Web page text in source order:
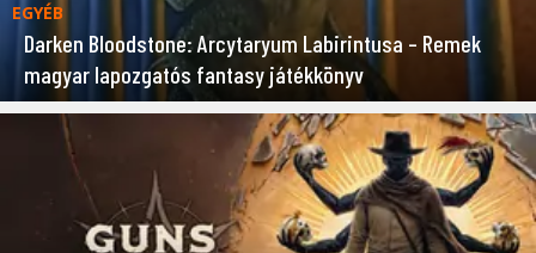
EGYÉB
Darken Bloodstone: Arcytaryum Labirintusa – Remek
magyar lapozgatós fantasy játékkönyv